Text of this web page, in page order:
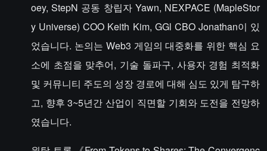
oey, StepN 공동 창립자 Yawn, NEXPACE (MapleStor
y Universe) COO Keith Kim, GGl CBO Jonathan이 있
었습니다. 논의는 Web3 게임의 대중화를 위한 핵심 요
소에 초점을 맞추어, 기술 돌파구, 사용자 경험 최적화
및 커뮤니티 주도의 성장 경로에 대해 심도 있게 탐구하
고, 향후 3~5년간 산업이 직면할 기회와 도전을 전망하
였습니다.